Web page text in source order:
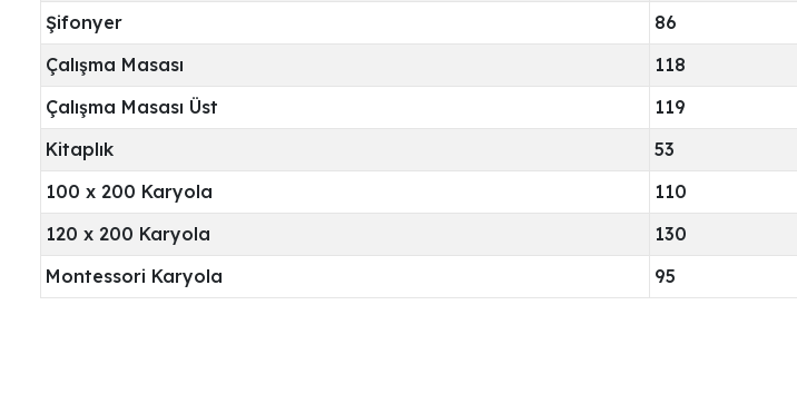
Şifonyer
86
Çalışma Masası
118
Çalışma Masası Üst
119
Kitaplık
53
100 x 200 Karyola
110
120 x 200 Karyola
130
Montessori Karyola
95